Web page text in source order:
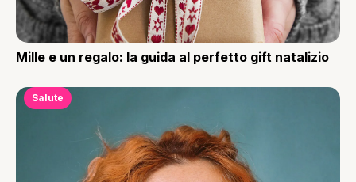
Mille e un regalo: la guida al perfetto gift natalizio
Salute